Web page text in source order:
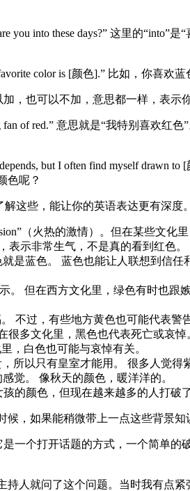
into these days?” 这里的
color is [颜色].” 比如，你喜欢蓝
加，也可以不加，意思都一样，表示
of red.” 意思就是“我特别喜欢
but I often find myself drawn
色呢？
这些，能让你的英语表达更有深度。
（火热的激情）。但在某些文
表示非常生气，不是真的看到红色。
是蓝色。 蓝色也能让人联想到信
。 但在西方文化里，绿色有时也跟
不过，有些地方黄色也可能代表
多文化里，黑色也代表死亡或哀
，白色也可能与哀悼有关。
所以只有皇室才能用。 很多人觉得
觉。 像秋天的颜色，暖洋洋的。
的颜色，但现在越来越多的人打破
，如果能稍微带上一点这些背景知
是一个打开话题的方式，一个简单
人就问了这个问题。当时我有点